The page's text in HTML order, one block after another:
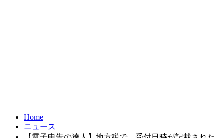
Home
ニュース